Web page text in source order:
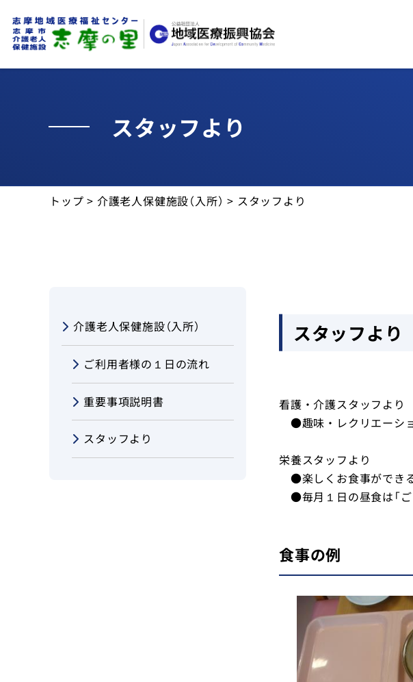
交通・アクセス
介護老人保健施設(入所)
スタッフより
トップ > 介護老人保健施設（入所） > スタッフより
スタッフより
看護・介護スタッフより
●趣味・レクリエーシ
栄養スタッフより
●楽しくお食事ができ
●毎月１日の昼食は「ご
食事の例
介護老人保健施設（入所）
ご利用者様の１日の流れ
重要事項説明書
スタッフより